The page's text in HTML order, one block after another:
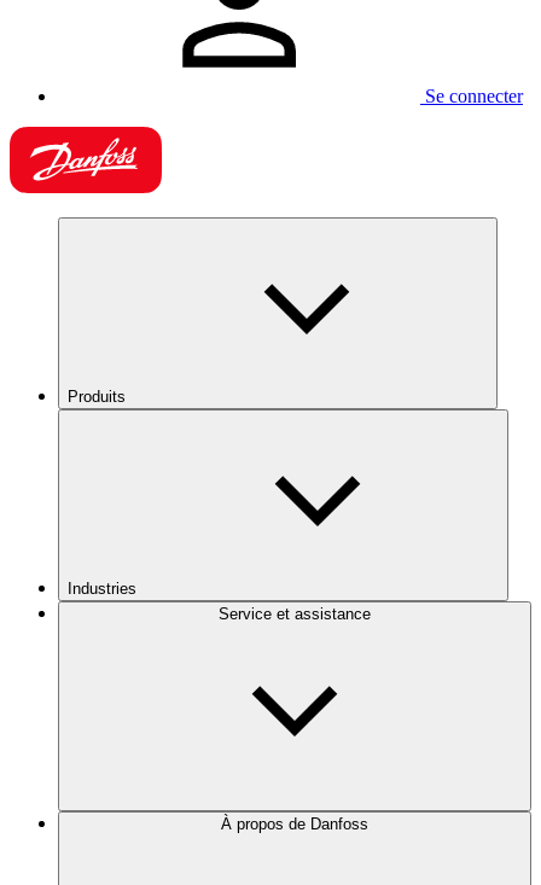
Se connecter
Produits
Industries
Service et assistance
À propos de Danfoss